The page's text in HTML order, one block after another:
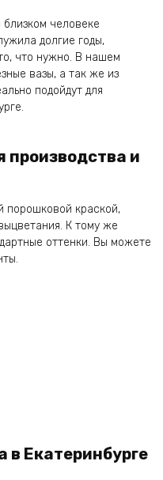
человеке
долгие годы,
что нужно. В нашем
вазы, а так же из
подойдут для
производства и
порошковой краской,
К тому же
оттенки. Вы можете
в Екатеринбурге